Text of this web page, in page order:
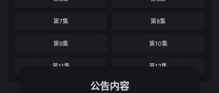
第7集 第8集
第9集 第10集
第11集 第12集
公告内容